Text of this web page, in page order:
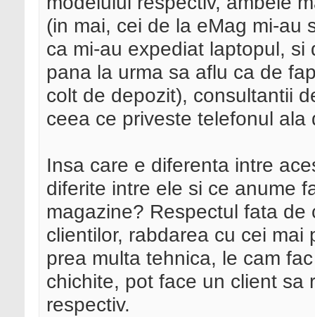
(in mai, cei de la eMag mi-au
ca mi-au expediat laptopul,
pana la urma sa aflu ca de
colt de depozit), consultantii
ceea ce priveste telefonul ala
Insa care e diferenta intre
diferite intre ele si ce anume
magazine? Respectul fata
clientilor, rabdarea cu cei
prea multa tehnica, le cam
chichite, pot face un client sa
respectiv.